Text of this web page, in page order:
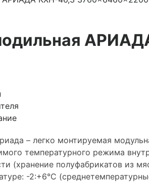
– легко монтируемая
температурного режима
(хранение полуфабрикатов из
-2:+6°С